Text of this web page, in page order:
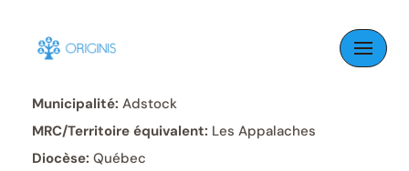
Skip
Municipalité: Adstock
MRC/Territoire équivalent: Les Appalaches
Diocèse: Québec